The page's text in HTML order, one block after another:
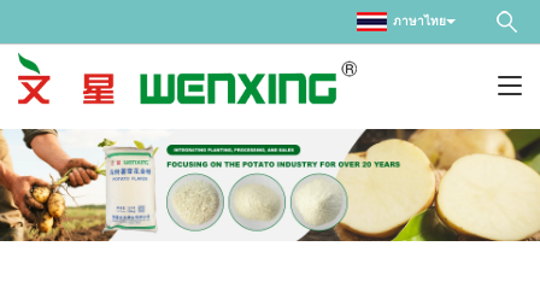
ภาษาไทย